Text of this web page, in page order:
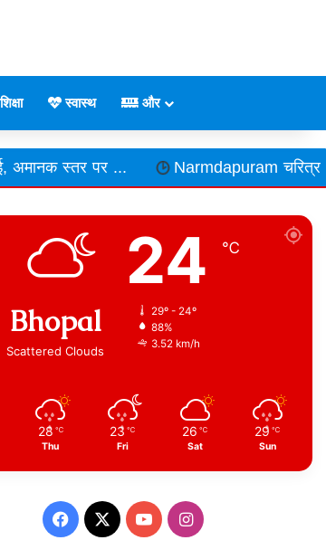
शिक्षा स्वास्थ और
... Narmdapuram चरित्र शंका में ढावा
Bhopal
Scattered Clouds
24 ℃
29º - 24º
88%
3.52 km/h
28 ℃
Thu
23 ℃
Fri
26 ℃
Sat
29 ℃
Sun
Facebook
X YouTubeInstagram